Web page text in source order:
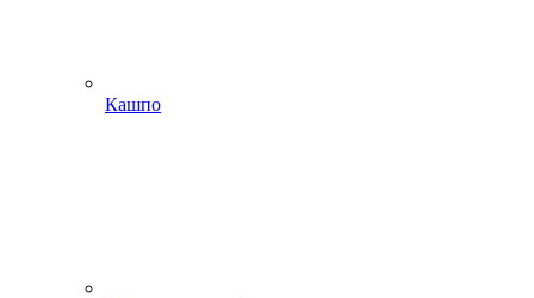
Кашпо